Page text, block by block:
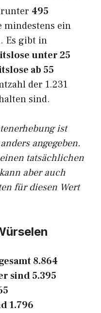
495
mindestens ein
Es gibt in
unter 25
ab 55
der 1.231
sind.
ist
angegeben.
tatsächlichen
aber auch
für diesen Wert
8.864
sind 5.395
1.796